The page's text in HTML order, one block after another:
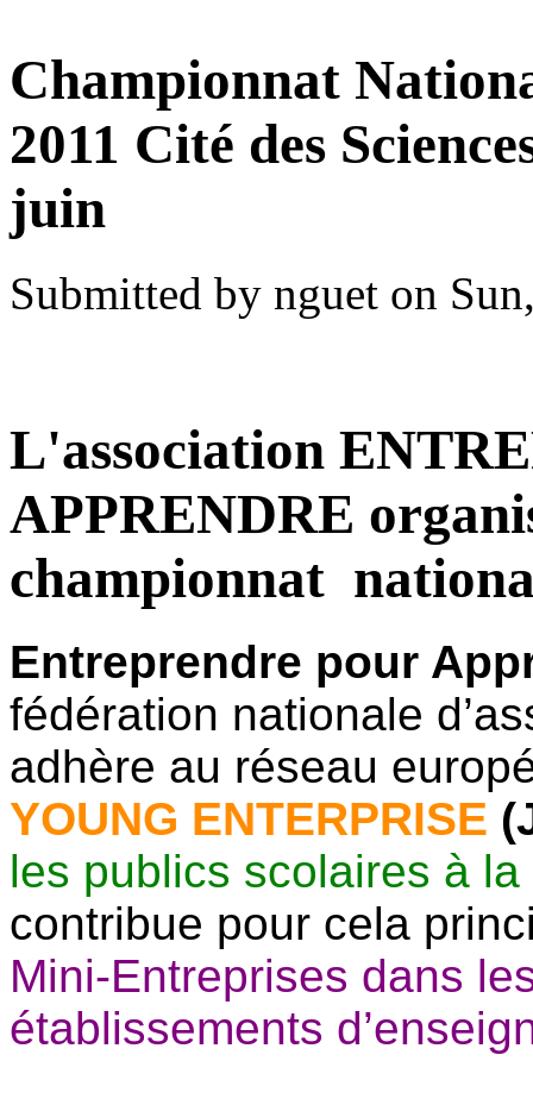
Championnat
2011 Cité des
juin
Submitted by nguet on
L'association
APPRENDRE
championnat
Entreprendre pour
fédération nationale
adhère au réseau
YOUNG ENTERPRISE
les publics scolaires à
contribue pour cela
Mini-Entreprises dans
établissements